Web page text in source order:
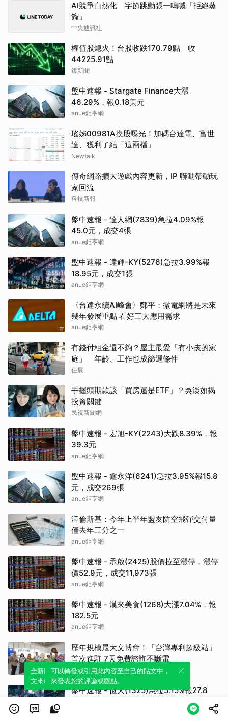
AI競爭白熱化 字節跳動張一鳴喊「拒絕蒸
餾」
中央通訊社
權值股熄火！台股收跌170.79點 收
44225.91點
鏡新聞
盤中速報 - Stargate Finance大漲
46.29%，報0.18美元
anue鉅亨網
瑤姊00981A換股曝光！加碼台達電、富世
達、獲利了結「這兩檔」
Newtalk
傳奇網路擴大遊戲內容更新，IP 聯動帶動玩
家回流
科技新報
盤中速報 - 達人網(7839)急拉4.09%報
45.0元，成交4張
anue鉅亨網
盤中速報 - 達輝-KY(5276)急拉3.99%報
18.95元，成交1張
anue鉅亨網
〈台達永續AI峰會〉鄭平：微電網將是未來
幾年發展重點 看好三大應用需求
anue鉅亨網
有錢付租金還不夠？屋主最愛「有小孩的家
庭」 年齡、工作也成篩選條件
住展
手握頭期款該「買房還是ETF」？吳淡如揭
投資關鍵
民視新聞網
盤中速報 - 宏旭-KY(2243)大跌8.39%，報
39.3元
anue鉅亨網
盤中速報 - 鑫永洋(6241)急拉3.95%報15.8
元，成交269張
anue鉅亨網
澤倫斯基：今年上半年盟友防空飛彈交付量
僅去年三分之一
anue鉅亨網
盤中速報 - 承啟(2425)股價拉至漲停，漲停
價52.9元，成交11,973張
anue鉅亨網
盤中速報 - 漢來美食(1268)大漲7.04%，報
182.5元
anue鉅亨網
歷年規模最大文博會！「台灣專利超級站」
首次進駐 7天免費諮詢不斷電
anue鉅亨網
盤中速報 - 恆大(1325)急拉3.15%報27.8
全新體驗！一鍵引用此內容，透過發布貼
文來輕鬆表達個人立場。
可以轉發或引用此內容至自己的貼文中，
來發表您的評論或觀點。